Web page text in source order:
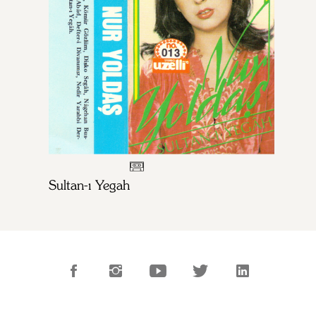
Sultan-ı Yegah